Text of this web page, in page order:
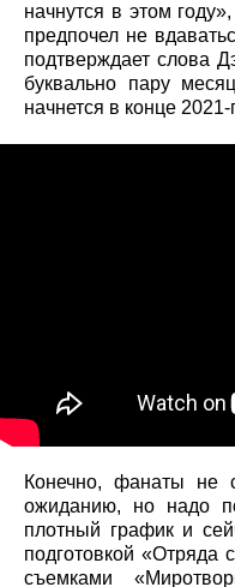
начнутся в этом
предпочел не
подтверждает слова
буквально пару
начнется в конце 2021-
Конечно, фанаты не
ожиданию, но надо
плотный график и
подготовкой «Отряда
съемками